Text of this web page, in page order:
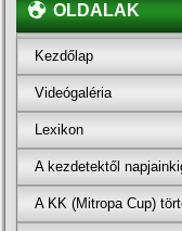
OLDALAK
Kezdőlap
Videógaléria
Lexikon
A kezdetektől
A KK (Mitropa Cup)